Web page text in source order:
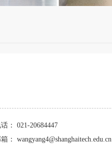
： 021-20684447
： wangyang4@shanghaitech.edu.cn